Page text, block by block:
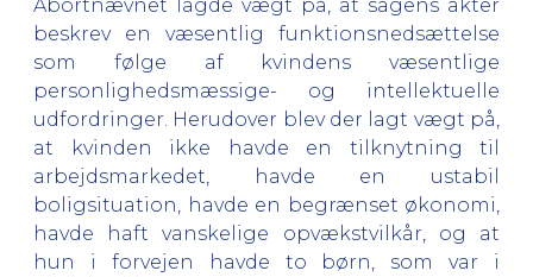
Abortnævnet lagde vægt på, at sagens akter
beskrev en væsentlig funktionsnedsættelse
som følge af kvindens væsentlige
personlighedsmæssige- og intellektuelle
udfordringer. Herudover blev der lagt vægt på,
at kvinden ikke havde en tilknytning til
arbejdsmarkedet, havde en ustabil
boligsituation, havde en begrænset økonomi,
havde haft vanskelige opvækstvilkår, og at
hun i forvejen havde to børn, som var i